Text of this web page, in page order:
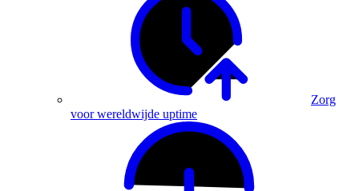
Zorg
voor wereldwijde uptime